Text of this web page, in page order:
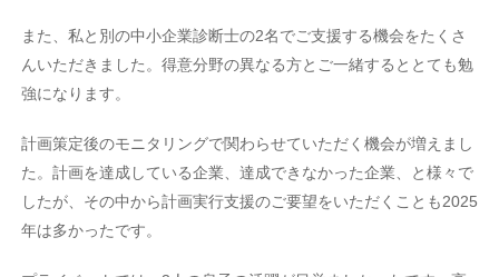
また、私と別の中小企業診断士の2名でご支援する機会をたくさ
んいただきました。得意分野の異なる方とご一緒するととても勉
強になります。
計画策定後のモニタリングで関わらせていただく機会が増えまし
た。計画を達成している企業、達成できなかった企業、と様々で
したが、その中から計画実行支援のご要望をいただくことも2025
年は多かったです。